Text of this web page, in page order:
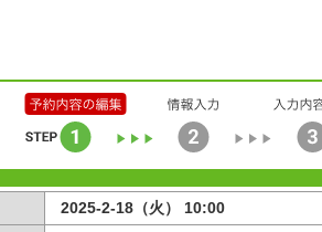
2025-2-18（火） 10:00